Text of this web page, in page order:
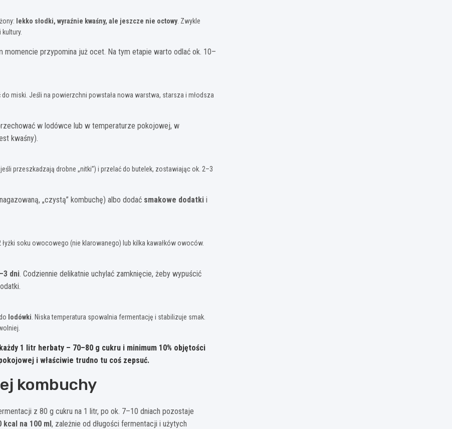
lekko słodki, wyraźnie kwaśny, ale jeszcze nie octowy. Zwykle
momencie przypomina już ocet. Na tym etapie warto odlać ok. 10–
miski. Jeśli na powierzchni powstała nowa warstwa, starsza i młodsza
w lodówce lub w temperaturze pokojowej, w
kwaśny).
przeszkadzają drobne „nitki”) i przelać do butelek, zostawiając ok. 2–3
„czystą” kombuchę) albo dodać smakowe dodatki i
soku owocowego (nie klarowanego) lub kilka kawałków owoców.
dni. Codziennie delikatnie uchylać zamknięcie, żeby wypuścić
lodówki . Niska temperatura spowalnia fermentację i stabilizuje smak.
1 litr herbaty – 70–80 g cukru i minimum 10% objętości
i właściwie trudno tu coś zepsuć.
kombuchy
z 80 g cukru na 1 litr, po ok. 7–10 dniach pozostaje
kcal na 100 ml, zależnie od długości fermentacji i użytych